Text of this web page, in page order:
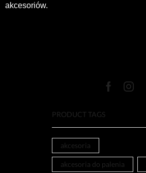
akcesoriów.
PRODUCT TAGS
akcesoria
akcesoria do palenia